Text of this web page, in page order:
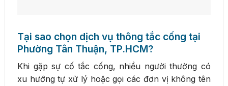
Tại sao chọn dịch vụ thông tắc cống tại
Phường Tân Thuận, TP.HCM?
Khi gặp sự cố tắc cống, nhiều người thường có
xu hướng tự xử lý hoặc gọi các đơn vị không tên